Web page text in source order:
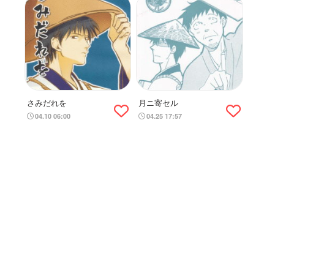
さみだれを
04.10 06:00
月ニ寄セル
04.25 17:57